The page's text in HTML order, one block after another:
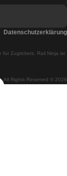
All Rights Reserved © 2026
für Zugtickets. Rail Ninja ist
Datenschutzerklärung